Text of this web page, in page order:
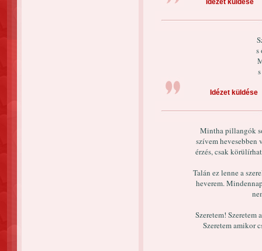
Idézet küldése
s
Idézet küldése
Mintha pillangók
szívem hevesebben
érzés, csak
Talán ez lenne a
heverem.
Szeretem! Szeretem
Szeretem amikor